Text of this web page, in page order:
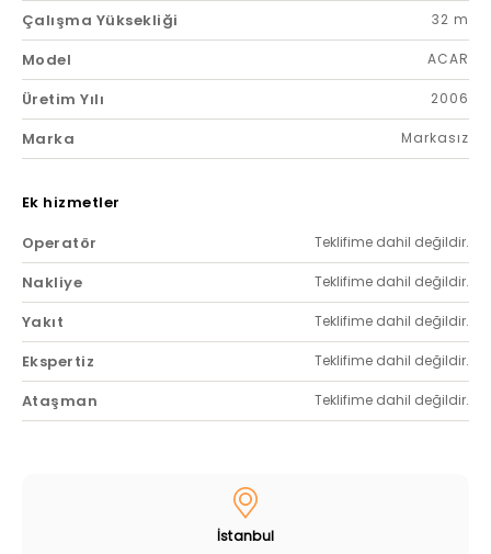
Çalışma Yüksekliği 32 m
Model ACAR
Üretim Yılı 2006
Marka Markasız
Ek hizmetler
Operatör
Teklifime dahil değildir.
Nakliye Teklifime dahil değildir.
Yakıt Teklifime dahil değildir.
Ekspertiz Teklifime dahil değildir.
Ataşman Teklifime dahil değildir.
İstanbul